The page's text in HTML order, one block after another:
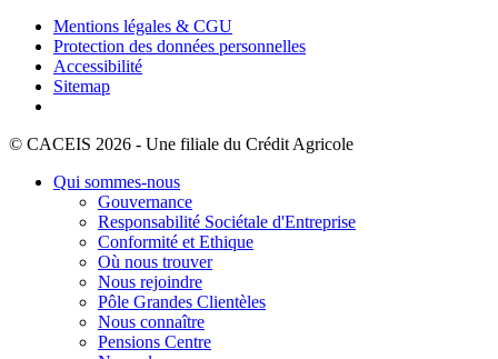
Mentions légales & CGU
Protection des données personnelles
Accessibilité
Sitemap
© CACEIS 2026 - Une filiale du Crédit Agricole
Qui sommes-nous
Gouvernance
Responsabilité Sociétale d'Entreprise
Conformité et Ethique
Où nous trouver
Nous rejoindre
Pôle Grandes Clientèles
Nous connaître
Pensions Centre